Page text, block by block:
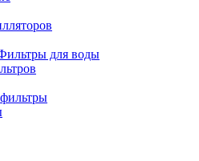
для воды